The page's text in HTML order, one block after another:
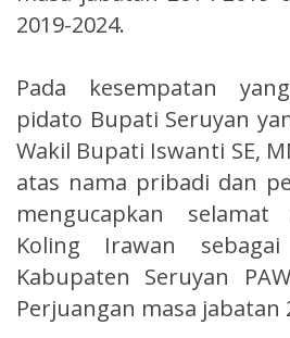
2019-2024.
Pada kesempatan
pidato Bupati Seruyan
Wakil Bupati Iswanti SE,
atas nama pribadi dan
mengucapkan
Koling Irawan
Kabupaten Seruyan
Perjuangan masa jabatan